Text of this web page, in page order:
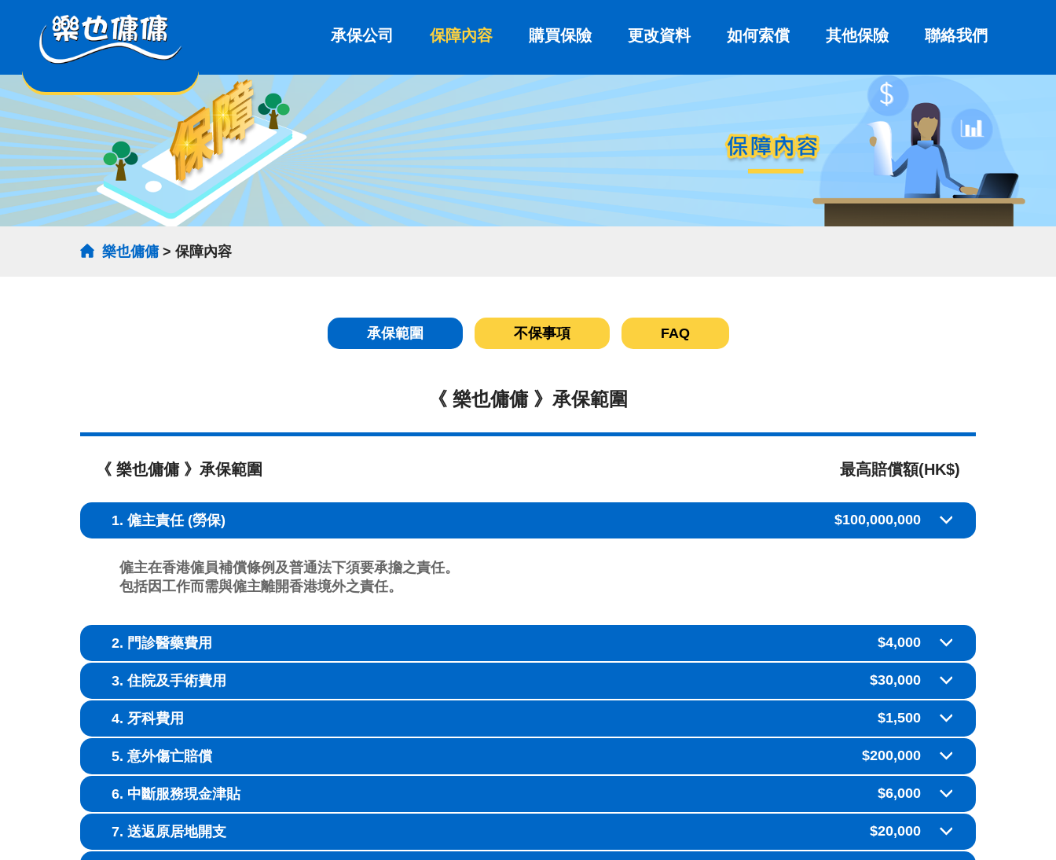
承保公司 保障內容 購買保險 更改資料 如何索償 其他保險 聯絡我們
樂也傭傭> 保障內容
承保範圍 不保事項 FAQ
《 樂也傭傭 》承保範圍
《 樂也傭傭 》承保範圍 最高賠償額(HK$)
1. 僱主責任 (勞保) $100,000,000
僱主在香港僱員補償條例及普通法下須要承擔之責任。
包括因工作而需與僱主離開香港境外之責任。
2. 門診醫藥費用 $4,000
3. 住院及手術費用 $30,000
4. 牙科費用 $1,500
5. 意外傷亡賠償 $200,000
6. 中斷服務現金津貼 $6,000
7. 送返原居地開支 $20,000